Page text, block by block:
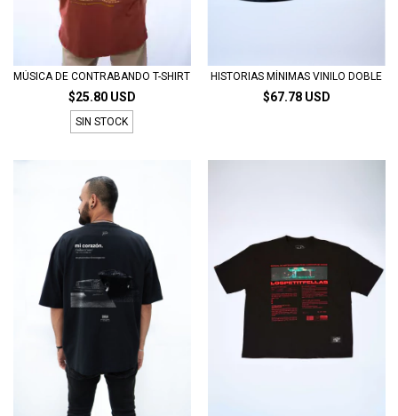
MÚSICA DE CONTRABANDO T-SHIRT
$25.80 USD
SIN STOCK
HISTORIAS MÍNIMAS VINILO DOBLE
$67.78 USD